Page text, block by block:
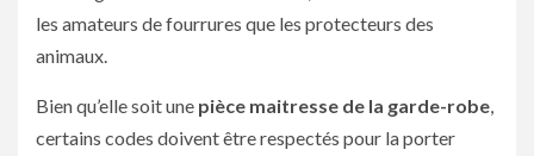
les amateurs de fourrures que les protecteurs des
animaux.
Bien qu’elle soit une pièce maitresse de la garde-robe,
certains codes doivent être respectés pour la porter